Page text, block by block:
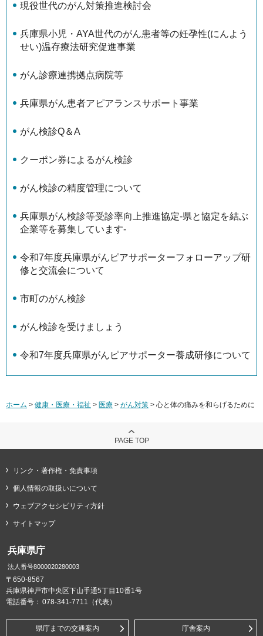
現役世代のがん対策推進検討会
兵庫県小児・AYA世代のがん患者等の妊孕性(にんよう
せい)温存療法研究促進事業
がん診療連携拠点病院等
兵庫県がん患者アピアランスサポート事業
がん検診Q＆A
クーポン券によるがん検診
がん検診の精度管理について
兵庫県がん検診等受診率向上推進協定-県と協定を結ぶ
企業等を募集しています-
令和7年度兵庫県がんピアサポーターフォローアップ研
修と交流会について
市町のがん検診
がん検診を受けましょう
令和7年度兵庫県がんピアサポーター養成研修について
ホーム > 健康・医療・福祉 > 医療 > がん対策 > 心と体の痛みを和らげるために
PAGE TOP
リンク・著作権・免責事項
個人情報の取扱いについて
ウェブアクセシビリティ方針
サイトマップ
兵庫県庁
法人番号8000020280003
〒650-8567
兵庫県神戸市中央区下山手通5丁目10番1号
電話番号： 078-341-7711（代表）
県庁までの交通案内 庁舎案内